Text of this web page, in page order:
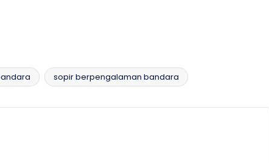
sopir berpengalaman bandara